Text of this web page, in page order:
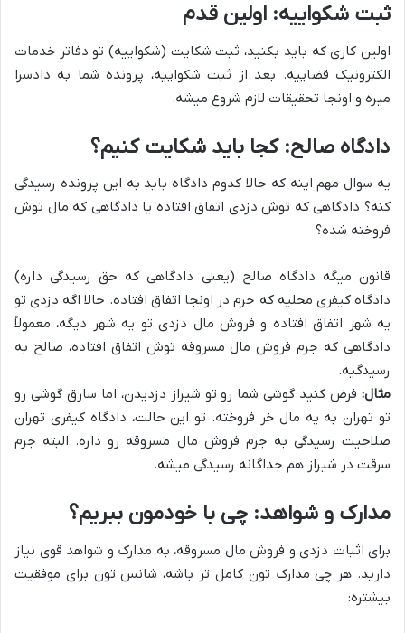
ثبت شکواییه: اولین قدم
اولین کاری که باید بکنید، ثبت شکایت (شکواییه) تو دفاتر خدمات
الکترونیک قضاییه. بعد از ثبت شکواییه، پرونده شما به دادسرا
میره و اونجا تحقیقات لازم شروع میشه.
دادگاه صالح: کجا باید شکایت کنیم؟
یه سوال مهم اینه که حالا کدوم دادگاه باید به این پرونده رسیدگی
کنه؟ دادگاهی که توش دزدی اتفاق افتاده یا دادگاهی که مال توش
فروخته شده؟
قانون میگه دادگاه صالح (یعنی دادگاهی که حق رسیدگی داره)
دادگاه کیفری محلیه که جرم در اونجا اتفاق افتاده. حالا اگه دزدی تو
یه شهر اتفاق افتاده و فروش مال دزدی تو یه شهر دیگه، معمولاً
دادگاهی که جرم فروش مال مسروقه توش اتفاق افتاده، صالح به
رسیدگیه.
مثال: فرض کنید گوشی شما رو تو شیراز دزدیدن، اما سارق گوشی رو
تو تهران به یه مال خر فروخته. تو این حالت، دادگاه کیفری تهران
صلاحیت رسیدگی به جرم فروش مال مسروقه رو داره. البته جرم
سرقت در شیراز هم جداگانه رسیدگی میشه.
مدارک و شواهد: چی با خودمون ببریم؟
برای اثبات دزدی و فروش مال مسروقه، به مدارک و شواهد قوی نیاز
دارید. هر چی مدارک تون کامل تر باشه، شانس تون برای موفقیت
بیشتره: